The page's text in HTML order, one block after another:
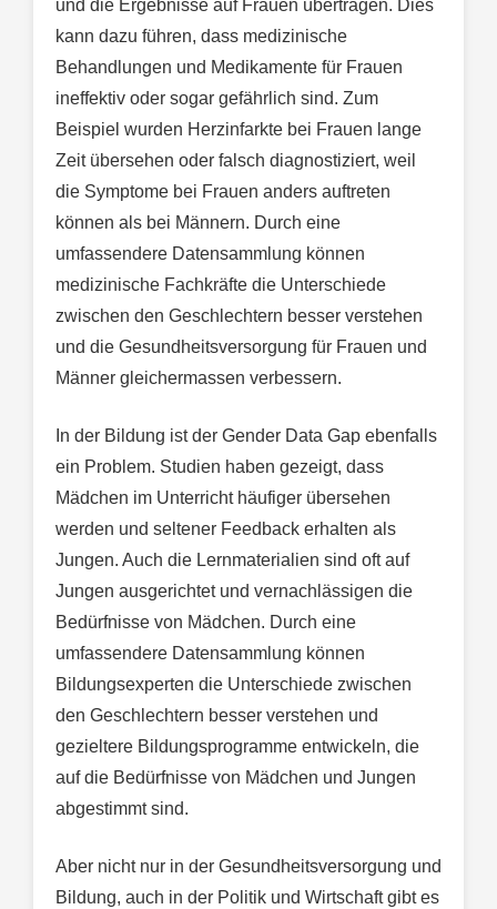
und die Ergebnisse auf Frauen übertragen. Dies
kann dazu führen, dass medizinische
Behandlungen und Medikamente für Frauen
ineffektiv oder sogar gefährlich sind. Zum
Beispiel wurden Herzinfarkte bei Frauen lange
Zeit übersehen oder falsch diagnostiziert, weil
die Symptome bei Frauen anders auftreten
können als bei Männern. Durch eine
umfassendere Datensammlung können
medizinische Fachkräfte die Unterschiede
zwischen den Geschlechtern besser verstehen
und die Gesundheitsversorgung für Frauen und
Männer gleichermassen verbessern.
In der Bildung ist der Gender Data Gap ebenfalls
ein Problem. Studien haben gezeigt, dass
Mädchen im Unterricht häufiger übersehen
werden und seltener Feedback erhalten als
Jungen. Auch die Lernmaterialien sind oft auf
Jungen ausgerichtet und vernachlässigen die
Bedürfnisse von Mädchen. Durch eine
umfassendere Datensammlung können
Bildungsexperten die Unterschiede zwischen
den Geschlechtern besser verstehen und
gezieltere Bildungsprogramme entwickeln, die
auf die Bedürfnisse von Mädchen und Jungen
abgestimmt sind.
Aber nicht nur in der Gesundheitsversorgung und
Bildung, auch in der Politik und Wirtschaft gibt es